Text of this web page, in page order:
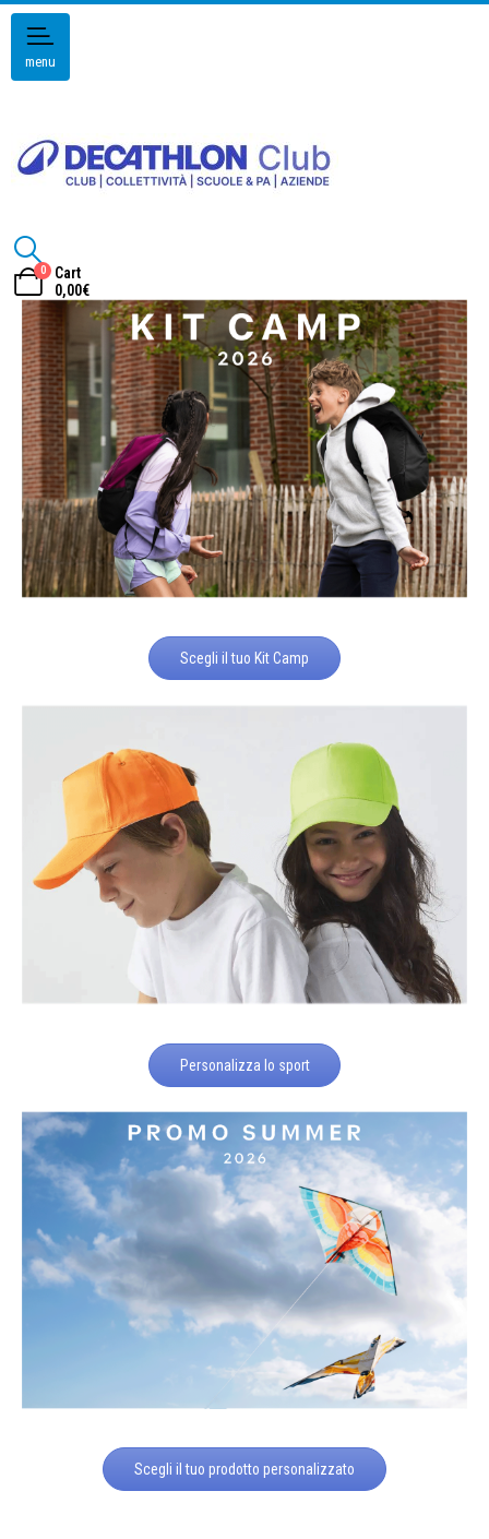
menu
0
Cart
0,00€
Scegli il tuo Kit Camp
Personalizza lo sport
Scegli il tuo prodotto personalizzato